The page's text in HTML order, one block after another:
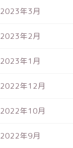
2023年3月
2023年2月
2023年1月
2022年12月
2022年10月
2022年9月